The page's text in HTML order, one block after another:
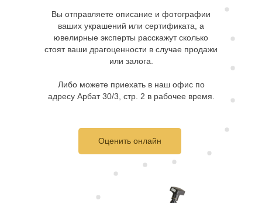
Вы отправляете описание и фотографии
ваших украшений или сертификата, а
ювелирные эксперты расскажут сколько
стоят ваши драгоценности в случае продажи
или залога.
Либо можете приехать в наш офис по
адресу Арбат 30/3, стр. 2 в рабочее время.
Оценить онлайн